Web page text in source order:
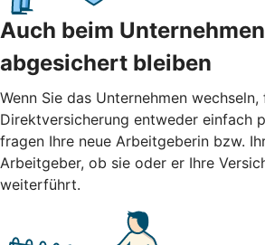
Auch beim
abgesichert bleiben
Wenn Sie das Unternehmen
Direktversicherung entweder einfach
fragen Ihre neue Arbeitgeberin bzw.
Arbeitgeber, ob sie oder er Ihre
weiterführt.